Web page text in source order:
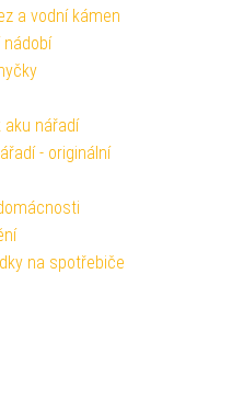
a vodní kámen
nádobí
aku nářadí
- originální
na spotřebiče